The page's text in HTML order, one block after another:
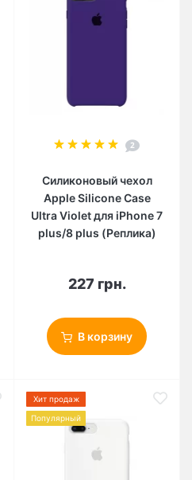
2
Силиконовый чехол
Apple Silicone Case
Ultra Violet для iPhone 7
plus/8 plus (Реплика)
227 грн.
В корзину
Хит продаж
Популярный